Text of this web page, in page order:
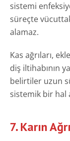
sistemi
süreçte
alamaz.
Kas ağrıları,
diş iltihabının
belirtiler uzun
sistemik bir hal
7. Karın